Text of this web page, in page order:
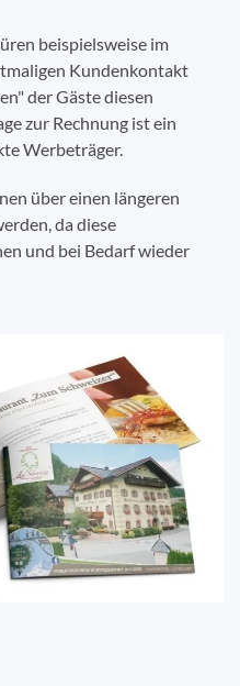
beispielsweise im
Kundenkontakt
der Gäste diesen
zur Rechnung ist ein
Werbeträger.
über einen längeren
da diese
und bei Bedarf wieder